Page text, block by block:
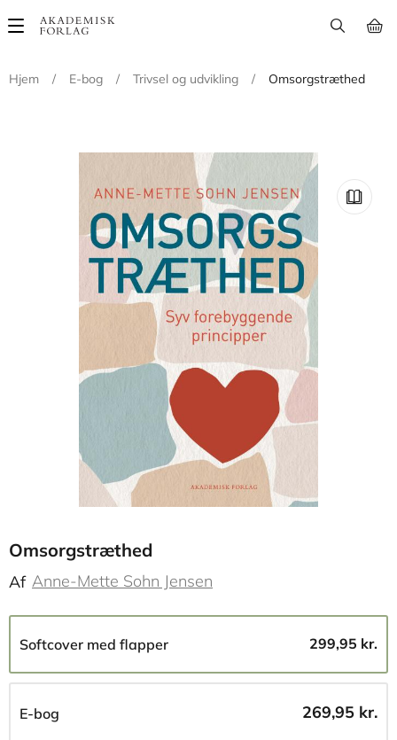
Main
Hjem
/ E-bog / Trivsel og udvikling / Omsorgstræthed
Omsorgstræthed
Af Anne-Mette Sohn Jensen
Softcover med flapper 299,95 kr.
E-bog 269,95 kr.